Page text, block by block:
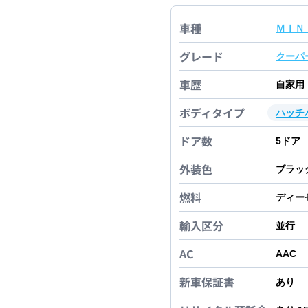
車種 ＭＩＮ
グレード クーパ
車歴 自家用
ボディタイプ ハッチ
ドア数 5 ドア
外装色 ブラッ
燃料 ディー
輸入区分 並行
AC AAC
新車保証書 あり